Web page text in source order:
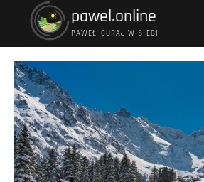
pawel.online
PAWEŁ GURAJ W SIECI